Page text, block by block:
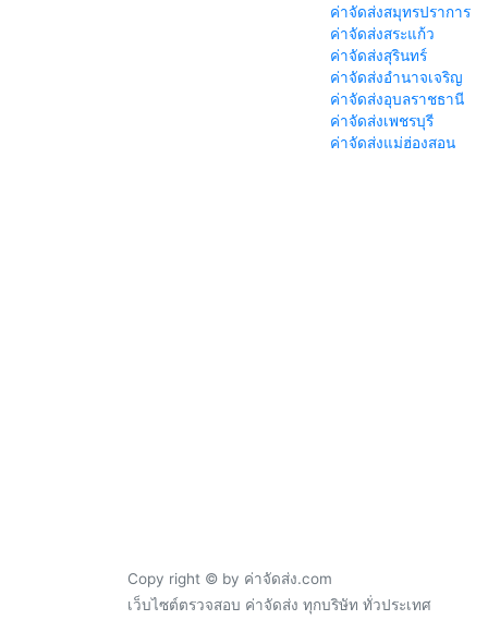
ค่าจัดส่งสมุทรปราการ
ค่าจัดส่งสระแก้ว
ค่าจัดส่งสุรินทร์
ค่าจัดส่งอำนาจเจริญ
ค่าจัดส่งอุบลราชธานี
ค่าจัดส่งเพชรบุรี
ค่าจัดส่งแม่ฮ่องสอน
Copy right © by ค่าจัดส่ง.com
เว็บไซต์ตรวจสอบ ค่าจัดส่ง ทุกบริษัท ทั่วประเทศ